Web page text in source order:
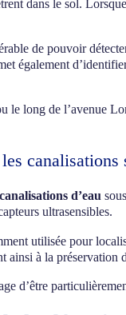
dans le sol.
de pouvoir
également
le long de l’avenue
canalisations
d’eau
ultrasensibles.
utilisée pour
ainsi à la préservation
d’être